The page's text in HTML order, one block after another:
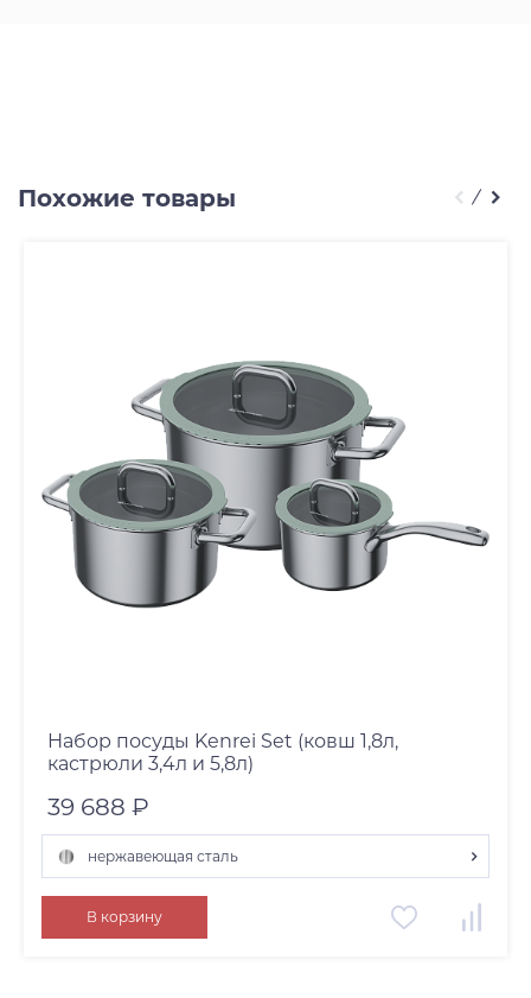
Похожие товары
Набор посуды Kenrei Set (ковш 1,8л,
кастрюли 3,4л и 5,8л)
39 688 ₽
нержавеющая сталь
нержавеющая сталь
В корзину